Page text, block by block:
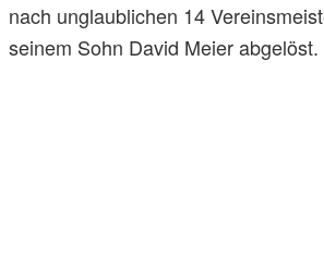
nach unglaublichen 14
seinem Sohn David Meier abgelöst.